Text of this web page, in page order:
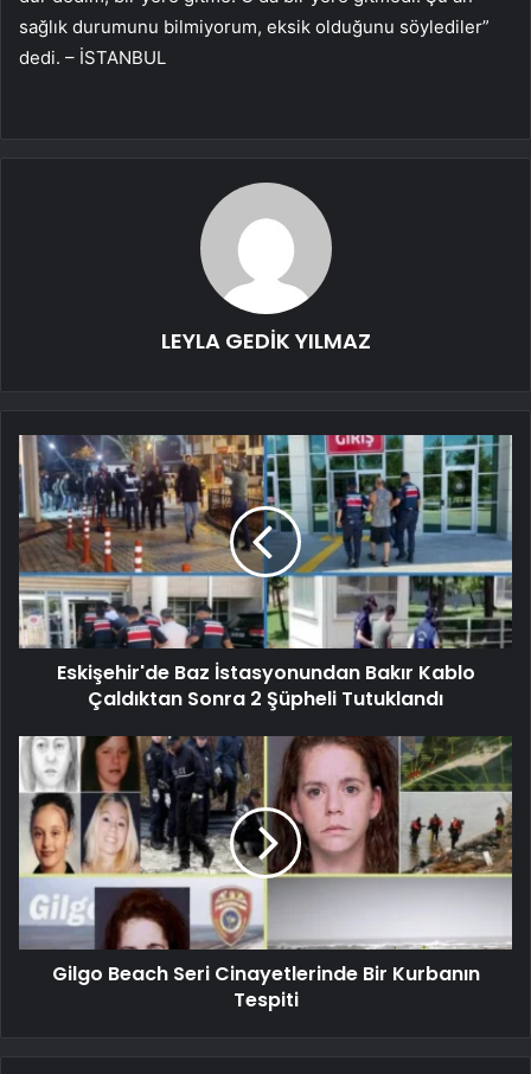
sağlık durumunu bilmiyorum, eksik olduğunu söylediler”
dedi. – İSTANBUL
LEYLA GEDİK YILMAZ
Eskişehir'de Baz İstasyonundan Bakır Kablo
Çaldıktan Sonra 2 Şüpheli Tutuklandı
Gilgo Beach Seri Cinayetlerinde Bir Kurbanın
Tespiti